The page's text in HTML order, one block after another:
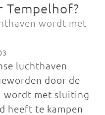
Tempelhof?
wordt met
luchthaven
door de
wordt met sluiting
heeft te kampen